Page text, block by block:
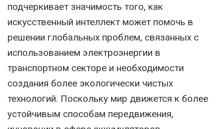
подчеркивает значимость того, как
искусственный интеллект может помочь в
решении глобальных проблем, связанных с
использованием электроэнергии в
транспортном секторе и необходимости
создания более экологически чистых
технологий. Поскольку мир движется к более
устойчивым способам передвижения,